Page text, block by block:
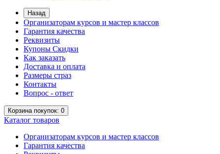
Назад
Организаторам курсов и мастер классов
Гарантия качества
Реквизиты
Купоны Скидки
Как заказать
Доставка и оплата
Размеры страз
Контакты
Вопрос - ответ
Корзинапокупок: 0
Каталог товаров
Организаторам курсов и мастер классов
Гарантия качества